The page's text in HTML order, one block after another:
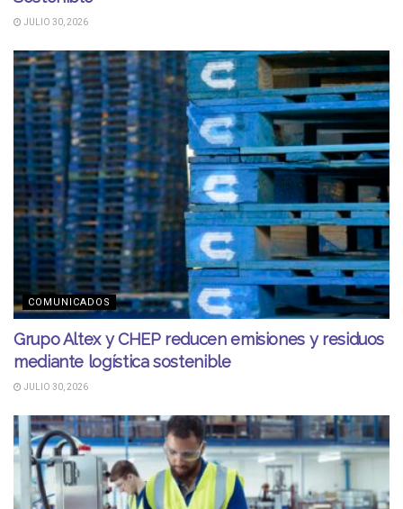
JULIO 30, 2026
COMUNICADOS
Grupo Altex y CHEP reducen emisiones y residuos
mediante logística sostenible
JULIO 30, 2026